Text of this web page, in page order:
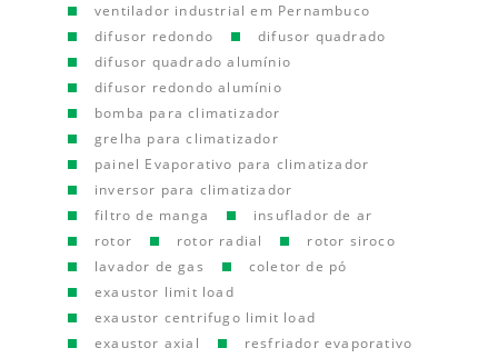
ventilador industrial em Pernambuco
difusor redondo
difusor quadrado
difusor quadrado alumínio
difusor redondo alumínio
bomba para climatizador
grelha para climatizador
painel Evaporativo para climatizador
inversor para climatizador
filtro de manga
insuflador de ar
rotor
rotor radial
rotor siroco
lavador de gas
coletor de pó
exaustor limit load
exaustor centrifugo limit load
exaustor axial
resfriador evaporativo